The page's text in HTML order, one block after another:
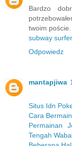
Bardzo
twoim
subway
Odpowiedz
mantapjiwa
Situs Idn
Cara
Permainan
Tengah